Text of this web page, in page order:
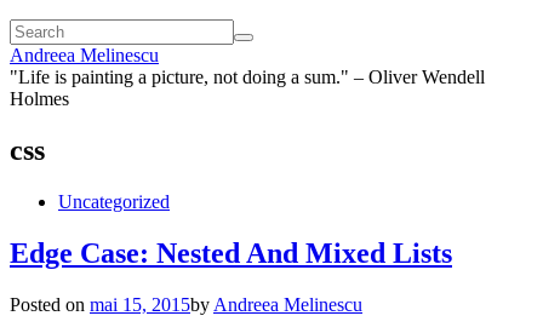
Andreea Melinescu
"Life is painting a picture, not doing a sum." – Oliver Wendell
Holmes
css
Uncategorized
Edge Case: Nested And Mixed Lists
Posted on mai 15, 2015by Andreea Melinescu